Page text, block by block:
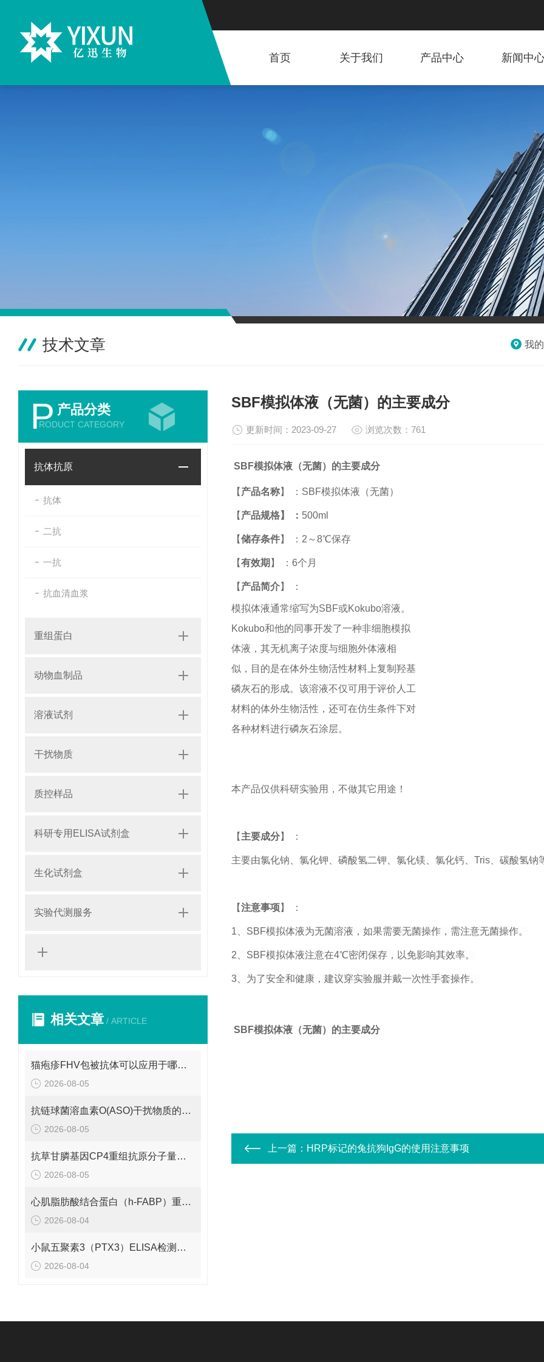
首页 关于我们 产品中心 新闻中
技术文章 我
P 产品分类
RODUCT CATEGORY
抗体抗原
抗体
二抗
一抗
抗血清血浆
重组蛋白
动物血制品
溶液试剂
干扰物质
质控样品
科研专用ELISA试剂盒
生化试剂盒
实验代测服务
相关文章 / ARTICLE
猫疱疹FHV包被抗体可以应用于哪些方面呢？
2026-08-05
抗链球菌溶血素O(ASO)干扰物质的有效期是多久呢？
2026-08-05
抗草甘膦基因CP4重组抗原分子量是多少呢？
2026-08-05
心肌脂肪酸结合蛋白（h-FABP）重组蛋白的分子量是多少呢？
2026-08-04
小鼠五聚素3（PTX3）ELISA检测试剂盒 应该如何保存呢？
2026-08-04
SBF模拟体液（无菌）的主要成分
更新时间：2023-09-27 浏览次数：761
SBF模拟体液（无菌）的主要成分
【 产品名称】 ： SBF模拟体液（无菌）
【 产品规格】 ： 500ml
【储存条件】 ： 2 ～8℃保存
【有效期 】 ： 6个月
【 产品简介】 ：
模拟体液通常缩写为SBF或Kokubo溶液。
Kokubo和他的同事开发了一种非细胞模拟
体液，其无机离子浓度与细胞外体液相
似，目的是在体外生物活性材料上复制羟基
磷灰石的形成。该溶液不仅可用于评价人工
材料的体外生物活性，还可在仿生条件下对
各种材料进行磷灰石涂层。
本产品仅供科研实验用，不做其它用途！
【 主要成分】 ：
主要由氯化钠、氯化钾、磷酸氢二钾、氯化镁、氯化钙、 Tris 、碳酸氢钠
【注意事项】 ：
1 SBF模拟体液为无菌溶液，如果需要无菌操作，需注意无菌操作。
2 SBF模拟体液注意在4℃密闭保存，以免影响其效率。
3 、为了安全和健康，建议穿实验服并戴一次性手套操作。
SBF模拟体液（无菌）的主要成分
上一篇： HRP标记的兔抗狗IgG的使用注意事项